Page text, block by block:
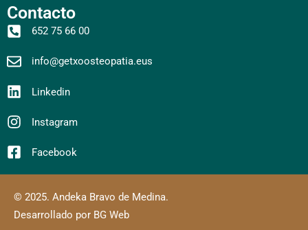
Contacto
652 75 66 00
info@getxoosteopatia.eus
Linkedin
Instagram
Facebook
© 2025. Andeka Bravo de Medina.
Desarrollado por BG Web